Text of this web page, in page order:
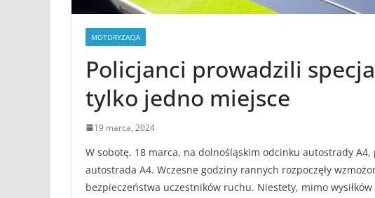
MOTORYZACJA
Policjanci prowadzili
tylko jedno miejsce
19 marca, 2024
W sobotę, 18 marca, na dolnośląskim odcinku autostrady
autostrada A4. Wczesne godziny rannych rozpoczęły
bezpieczeństwa uczestników ruchu. Niestety, mimo